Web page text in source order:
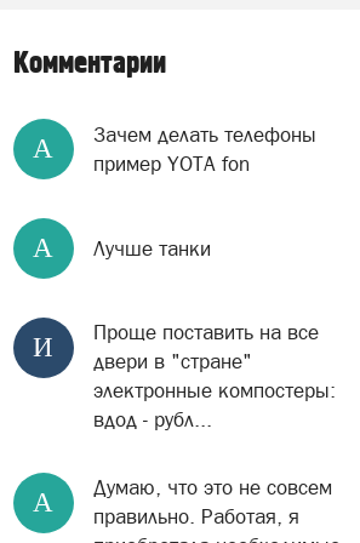
Комментарии
А
Зачем делать телефоны
пример YOTA fon
А Лучше танки
И
Проще поставить на все
двери в "стране"
электронные компостеры:
вдод - рубл...
А
Думаю, что это не совсем
правильно. Работая, я